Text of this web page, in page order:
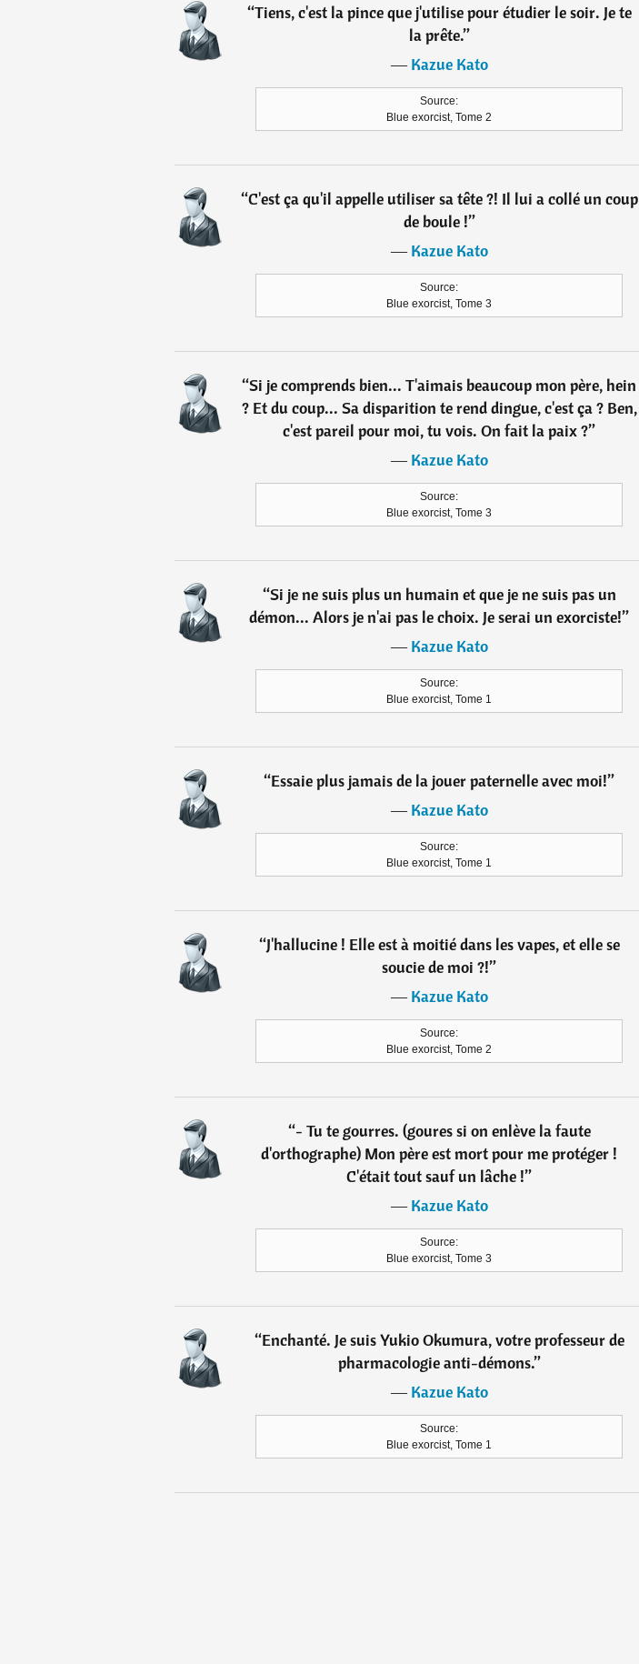
“Tiens, c'est la pince que j'utilise pour étudier le soir. Je te
la prête.”
―Kazue Kato
Source:
Blue exorcist, Tome 2
“C'est ça qu'il appelle utiliser sa tête ?! Il lui a collé un coup
de boule !”
―Kazue Kato
Source:
Blue exorcist, Tome 3
“Si je comprends bien... T'aimais beaucoup mon père, hein
? Et du coup... Sa disparition te rend dingue, c'est ça ? Ben,
c'est pareil pour moi, tu vois. On fait la paix ?”
―Kazue Kato
Source:
Blue exorcist, Tome 3
“Si je ne suis plus un humain et que je ne suis pas un
démon... Alors je n'ai pas le choix. Je serai un exorciste!”
―Kazue Kato
Source:
Blue exorcist, Tome 1
“Essaie plus jamais de la jouer paternelle avec moi!”
―Kazue Kato
Source:
Blue exorcist, Tome 1
“J'hallucine ! Elle est à moitié dans les vapes, et elle se
soucie de moi ?!”
―Kazue Kato
Source:
Blue exorcist, Tome 2
“- Tu te gourres. (goures si on enlève la faute
d'orthographe) Mon père est mort pour me protéger !
C'était tout sauf un lâche !”
―Kazue Kato
Source:
Blue exorcist, Tome 3
“Enchanté. Je suis Yukio Okumura, votre professeur de
pharmacologie anti-démons.”
―Kazue Kato
Source:
Blue exorcist, Tome 1